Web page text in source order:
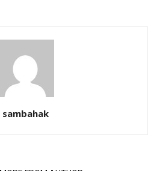
sambahak